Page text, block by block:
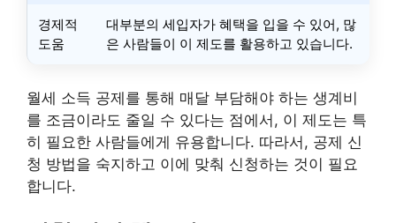
경제적
도움
대부분의 세입자가 혜택을 입을 수 있어, 많
은 사람들이 이 제도를 활용하고 있습니다.
월세 소득 공제를 통해 매달 부담해야 하는 생계비
를 조금이라도 줄일 수 있다는 점에서, 이 제도는 특
히 필요한 사람들에게 유용합니다. 따라서, 공제 신
청 방법을 숙지하고 이에 맞춰 신청하는 것이 필요
합니다.